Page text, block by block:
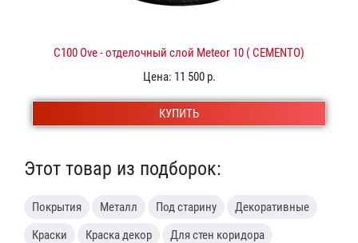
C100 Ove - отделочный слой Meteor 10 ( CEMENTO)
Цена: 11 500 р.
КУПИТЬ
Этот товар из подборок:
Покрытия Металл Под старину
Декоративные
Краски
Краска декор
Для стен коридора